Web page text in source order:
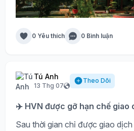
0 Yêu thích 0 Bình luận
Tú Anh
13 Thg 07
Theo Dõi
✈️ HVN được gỡ hạn chế giao
Sau thời gian chỉ được giao